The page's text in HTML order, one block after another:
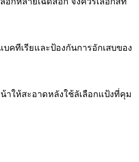
คทีเรียและป้องกันการอักเสบของ
ให้สะอาดหลังใช้ลัเลือกแป้งที่คุม